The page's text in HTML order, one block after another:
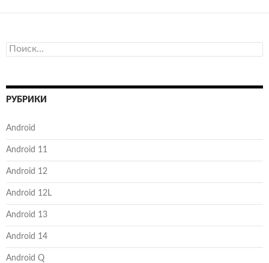
Найти:
РУБРИКИ
Android
Android 11
Android 12
Android 12L
Android 13
Android 14
Android Q